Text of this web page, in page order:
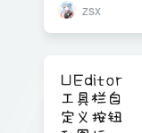
zsx